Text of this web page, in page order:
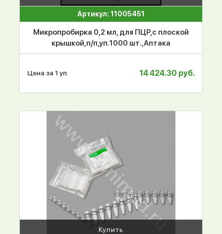
Артикул: 11005451
Микропробирка 0,2 мл, для ПЦР,с плоской
крышкой,п/п,уп.1000 шт.,Аптака
Цена за 1 уп. 14 424.30 руб.
Купить